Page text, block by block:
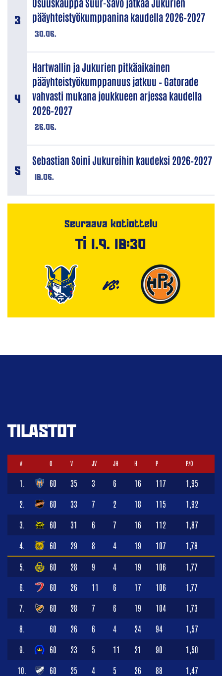
30.06.
pääyhteistyökumppanina kaudella 2026–2027
26.06.
Hartwallin ja Jukurien pitkäaikainen
pääyhteistyökumppanuus jatkuu – Gatorade
vahvasti mukana joukkueen arjessa kaudella
2026–2027
18.06.
Sebastian Soini Jukureihin kaudeksi 2026–2027
Seuraava kotiottelu
Ti 1.9. 18:30
VS.
TILASTOT
# O V JV JH H P P/O
1. 60 35 3 6 16 117 1,95
2. 60 33 7 2 18 115 1,92
3. 60 31 6 7 16 112 1,87
4. 60 29 8 4 19 107 1,78
5. 60 28 9 4 19 106 1,77
6. 60 26 11 6 17 106 1,77
7. 60 28 7 6 19 104 1,73
8. 60 26 6 4 24 94 1,57
9. 60 23 5 11 21 90 1,50
10. 60 25 4 5 26 88 1,47